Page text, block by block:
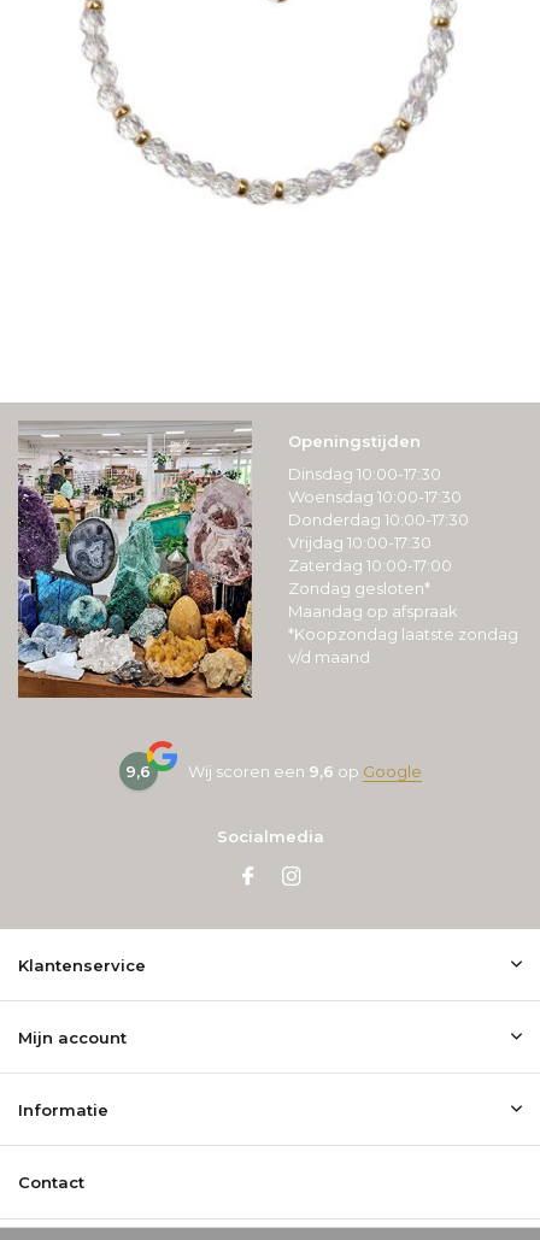
Openingstijden
Dinsdag 10:00-17:30
Woensdag 10:00-17:30
Donderdag 10:00-17:30
Vrijdag 10:00-17:30
Zaterdag 10:00-17:00
Zondag gesloten*
Maandag op afspraak
*Koopzondag laatste zondag
v/d maand
9,6 Wij scoren een 9,6 op Google
Socialmedia
Klantenservice
Mijn account
Informatie
Contact